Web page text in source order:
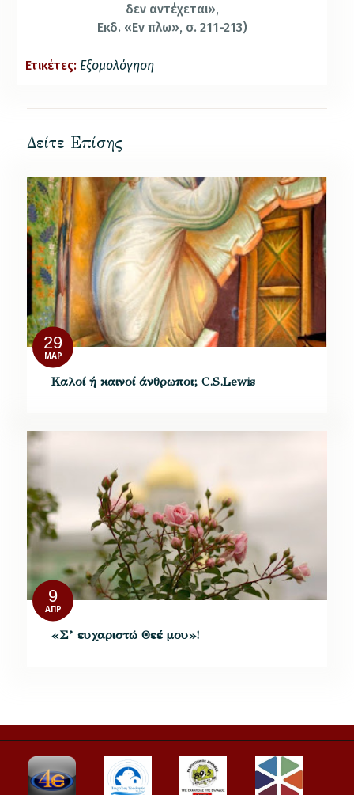
δεν αντέχεται»,
Εκδ. «Εν πλω», σ. 211-213)
Ετικέτες: Εξομολόγηση
Δείτε Επίσης
29
ΜΑΡ
Καλοί ή καινοί άνθρωποι; C.S.Lewis
9
ΑΠΡ
«Σ’ ευχαριστώ Θεέ μου»!